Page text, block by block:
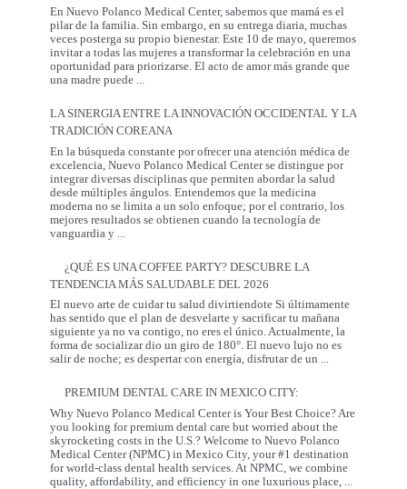
En Nuevo Polanco Medical Center, sabemos que mamá es el
pilar de la familia. Sin embargo, en su entrega diaria, muchas
veces posterga su propio bienestar. Este 10 de mayo, queremos
invitar a todas las mujeres a transformar la celebración en una
oportunidad para priorizarse. El acto de amor más grande que
una madre puede ...
que
Mamá
Realmente
Necesita:
Salud
y
Prevención
LA SINERGIA ENTRE LA INNOVACIÓN OCCIDENTAL Y LA
TRADICIÓN COREANA
En la búsqueda constante por ofrecer una atención médica de
excelencia, Nuevo Polanco Medical Center se distingue por
integrar diversas disciplinas que permiten abordar la salud
desde múltiples ángulos. Entendemos que la medicina
moderna no se limita a un solo enfoque; por el contrario, los
mejores resultados se obtienen cuando la tecnología de
vanguardia y
la
Innovación
Occidental
y
la
Tradición
Coreana
¿QUÉ ES UNA COFFEE PARTY? DESCUBRE LA
TENDENCIA MÁS SALUDABLE DEL 2026
El nuevo arte de cuidar tu salud divirtiendote Si últimamente
has sentido que el plan de desvelarte y sacrificar tu mañana
siguiente ya no va contigo, no eres el único. Actualmente, la
forma de socializar dio un giro de 180°. El nuevo lujo no es
salir de noche; es despertar con energía, disfrutar de un ...
Party?
Descubre
la
tendencia
más
saludable
PREMIUM DENTAL CARE IN MEXICO CITY:
Why Nuevo Polanco Medical Center is Your Best Choice? Are
you looking for premium dental care but worried about the
skyrocketing costs in the U.S.? Welcome to Nuevo Polanco
Medical Center (NPMC) in Mexico City, your #1 destination
for world-class dental health services. At NPMC, we combine
quality, affordability, and efficiency in one luxurious place,